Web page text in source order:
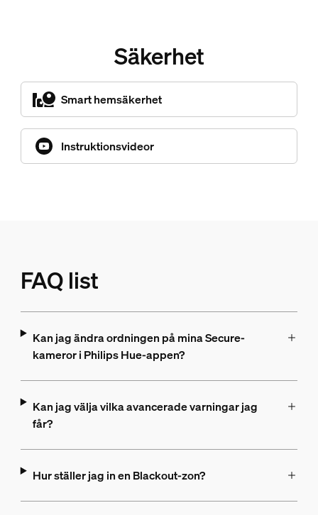
Säkerhet
Smart hemsäkerhet
Instruktionsvideor
FAQ list
Kan jag ändra ordningen på mina Secure-
kameror i Philips Hue-appen?
Kan jag välja vilka avancerade varningar jag
får?
Hur ställer jag in en Blackout-zon?